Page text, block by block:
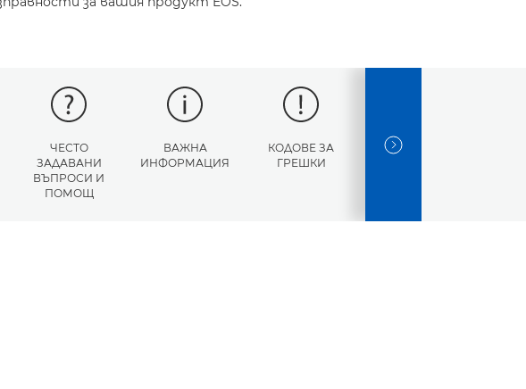
ЧЕСТО
ЗАДАВАНИ
ВЪПРОСИ И
ПОМОЩ
ВАЖНА
ИНФОРМАЦИЯ
КОДОВЕ ЗА
ГРЕШКИ
СПЕЦИФИКАЦИИ
NEXT SLIDE